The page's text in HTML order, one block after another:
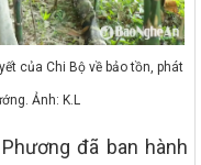
của Chi Bộ về bảo tồn, phát
Ảnh: K.L
đã ban hành